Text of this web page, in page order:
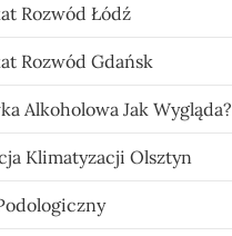
Rozwód Łódź
Rozwód Gdańsk
Alkoholowa Jak Wygląda?
Klimatyzacji Olsztyn